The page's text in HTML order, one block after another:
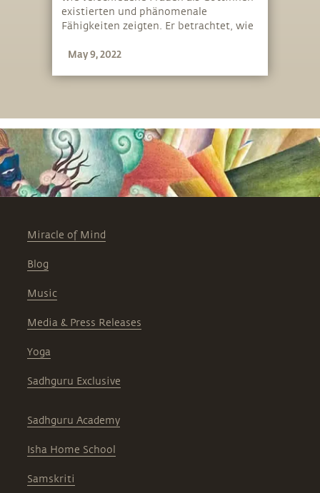
existierten und phänomenale
Fähigkeiten zeigten. Er betrachtet, wie
May 9, 2022
Miracle of Mind
Blog
Music
Media & Press Releases
Yoga
Sadhguru Exclusive
Sadhguru Academy
Isha Home School
Samskriti